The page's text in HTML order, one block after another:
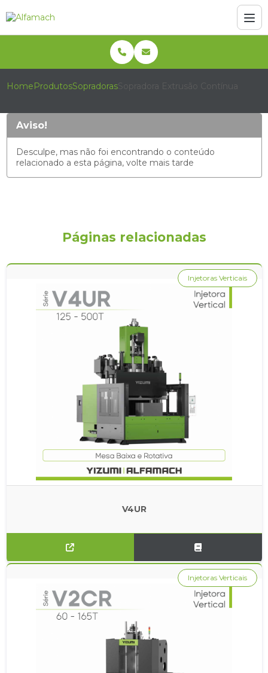
HomeProdutosSopradorasSopradora Extrusão Contínua
Aviso!
Desculpe, mas não foi encontrando o conteúdo
relacionado a esta página, volte mais tarde
Páginas relacionadas
V4UR
Injetoras Verticais
Injetoras Verticais